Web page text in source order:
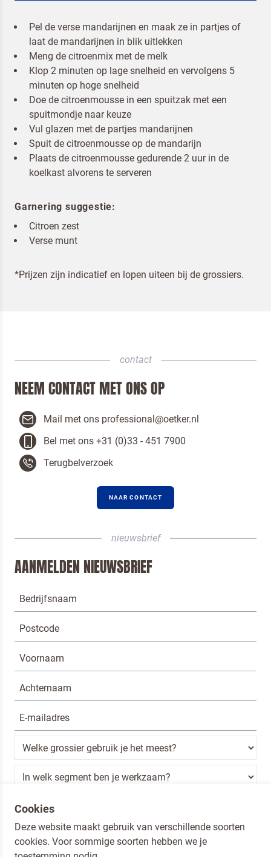
Pel de verse mandarijnen en maak ze in partjes of
laat de mandarijnen in blik uitlekken
Meng de citroenmix met de melk
Klop 2 minuten op lage snelheid en vervolgens 5
minuten op hoge snelheid
Doe de citroenmousse in een spuitzak met een
spuitmondje naar keuze
Vul glazen met de partjes mandarijnen
Spuit de citroenmousse op de mandarijn
Plaats de citroenmousse gedurende 2 uur in de
koelkast alvorens te serveren
Garnering suggestie:
Citroen zest
Verse munt
*Prijzen zijn indicatief en lopen uiteen bij de grossiers.
contact
NEEM CONTACT MET ONS OP
Mail met ons professional@oetker.nl
Bel met ons +31 (0)33 - 451 7900
Terugbelverzoek
NAAR CONTACT
Om spam te bestrijden, selecteer hieronder de
nieuwsbrief
AANMELDEN NIEUWSBRIEF
Ik ben een horeca professional
Door op versturen te klikken, ga je akkoord metonze voorwaarden.
Cookies
Deze website maakt gebruik van verschillende soorten
cookies. Voor sommige soorten hebben we je